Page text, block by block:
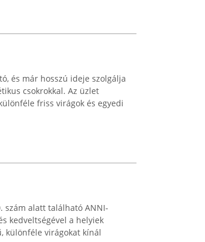
és már hosszú ideje szolgálja
csokrokkal. Az üzlet
friss virágok és egyedi
szám alatt található ANNI-
kedveltségével a helyiek
különféle virágokat kínál